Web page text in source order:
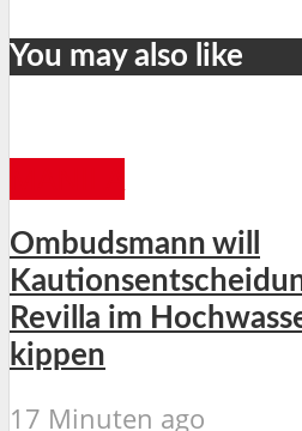
You may also like
Ombudsmann will
Revilla im
kippen
17 Minuten ago